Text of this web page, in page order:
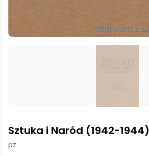
Sztuka i Naród (1942-1944)
pz